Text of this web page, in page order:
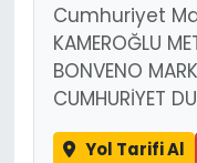
Cumhuriyet
KAMEROĞLU
BONVENO
CUMHURİYET
Yol Tarifi Al